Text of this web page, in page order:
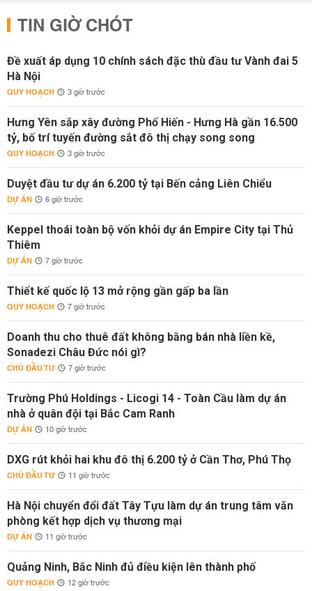
TIN GIỜ CHÓT
Đề xuất áp dụng 10 chính sách đặc thù đầu tư Vành đai 5
Hà Nội
QUY HOẠCH 3 giờ trước
Hưng Yên sắp xây đường Phố Hiến - Hưng Hà gần 16.500
tỷ, bố trí tuyến đường sắt đô thị chạy song song
QUY HOẠCH 3 giờ trước
Duyệt đầu tư dự án 6.200 tỷ tại Bến cảng Liên Chiểu
DỰ ÁN 6 giờ trước
Keppel thoái toàn bộ vốn khỏi dự án Empire City tại Thủ
Thiêm
DỰ ÁN 7 giờ trước
Thiết kế quốc lộ 13 mở rộng gần gấp ba lần
QUY HOẠCH 7 giờ trước
Doanh thu cho thuê đất không bằng bán nhà liền kề,
Sonadezi Châu Đức nói gì?
CHỦ ĐẦU TƯ 7 giờ trước
Trường Phú Holdings - Licogi 14 - Toàn Cầu làm dự án
nhà ở quân đội tại Bắc Cam Ranh
DỰ ÁN 10 giờ trước
DXG rút khỏi hai khu đô thị 6.200 tỷ ở Cần Thơ, Phú Thọ
CHỦ ĐẦU TƯ 11 giờ trước
Hà Nội chuyển đổi đất Tây Tựu làm dự án trung tâm văn
phòng kết hợp dịch vụ thương mại
DỰ ÁN 11 giờ trước
Quảng Ninh, Bắc Ninh đủ điều kiện lên thành phố
QUY HOẠCH 12 giờ trước